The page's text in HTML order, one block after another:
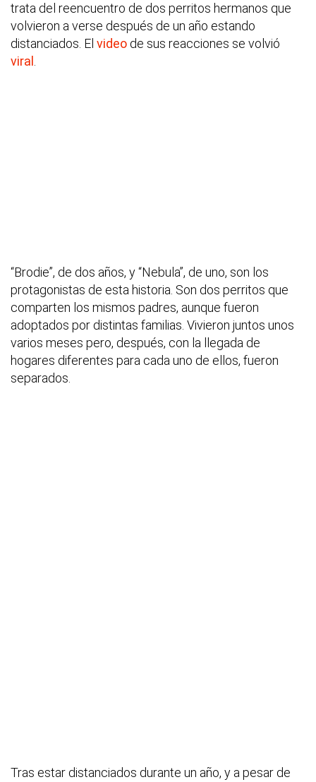
trata del reencuentro de dos perritos hermanos que
volvieron a verse después de un año estando
distanciados. El video de sus reacciones se volvió
viral .
“Brodie”, de dos años, y “Nebula”, de uno, son los
protagonistas de esta historia. Son dos perritos que
comparten los mismos padres, aunque fueron
adoptados por distintas familias. Vivieron juntos unos
varios meses pero, después, con la llegada de
hogares diferentes para cada uno de ellos, fueron
separados.
Tras estar distanciados durante un año, y a pesar de